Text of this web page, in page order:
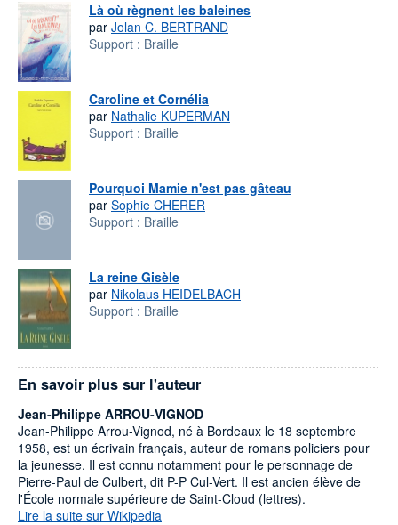
Là où règnent les baleines
par Jolan C. BERTRAND
Support : Braille
Caroline et Cornélia
par Nathalie KUPERMAN
Support : Braille
Pourquoi Mamie n'est pas gâteau
par Sophie CHERER
Support : Braille
La reine Gisèle
par Nikolaus HEIDELBACH
Support : Braille
En savoir plus sur l'auteur
Jean-Philippe ARROU-VIGNOD
Jean-Philippe Arrou-Vignod, né à Bordeaux le 18 septembre
1958, est un écrivain français, auteur de romans policiers pour
la jeunesse. Il est connu notamment pour le personnage de
Pierre-Paul de Culbert, dit P-P Cul-Vert. Il est ancien élève de
l'École normale supérieure de Saint-Cloud (lettres).
Lire la suite sur Wikipedia